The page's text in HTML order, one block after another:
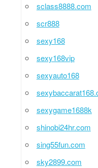
sclass8888.com
scr888
sexy168
sexy168vip
sexyauto168
sexygame1688k
shinobi24hr.com
sing55fun.com
sky2899.com